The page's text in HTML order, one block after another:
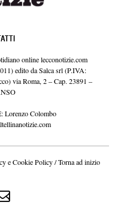
online lecconotizie.com
edito da Salca srl (P.IVA:
via Roma, 2 – Cap. 23891 –
Lorenzo Colombo
e Cookie Policy/Torna ad inizio